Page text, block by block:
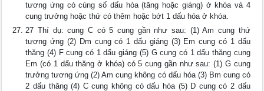
tương ứng có cùng số dấu hóa (tăng hoặc giáng) ở khóa và 4
cung trưởng hoặc thứ có thêm hoặc bớt 1 dấu hóa ở khóa.
27 Thí dụ: cung C có 5 cung gần như sau: (1) Am cung thứ
tương ứng (2) Dm cung có 1 dấu giáng (3) Em cung có 1 dấu
thăng (4) F cung có 1 dấu giáng (5) G cung có 1 dấu thăng cung
Em (có 1 dấu thăng ở khóa) có 5 cung gần như sau: (1) G cung
trưởng tương ứng (2) Am cung không có dấu hóa (3) Bm cung có
2 dấu thăng (4) C cung không có dấu hóa (5) D cung có 2 dấu